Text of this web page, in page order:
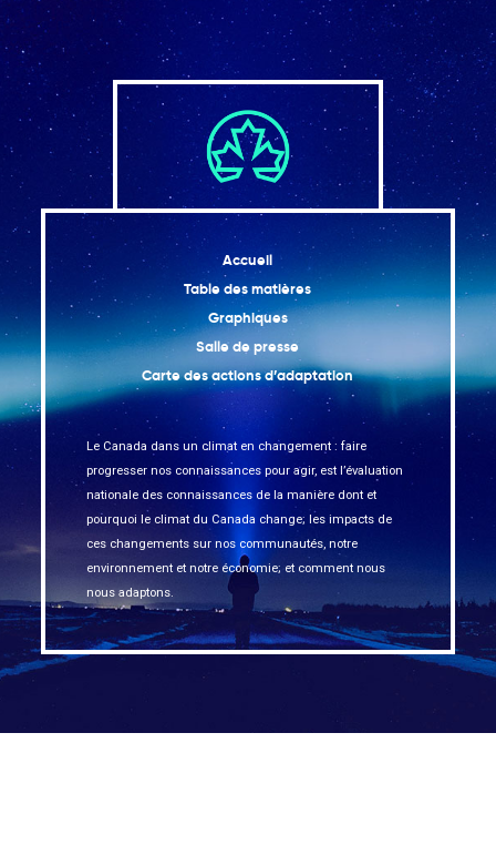
Accueil
Table des matières
Graphiques
Salle de presse
Carte des actions d’adaptation
Le Canada dans un climat en changement : faire
progresser nos connaissances pour agir, est l’évaluation
nationale des connaissances de la manière dont et
pourquoi le climat du Canada change; les impacts de
ces changements sur nos communautés, notre
environnement et notre économie; et comment nous
nous adaptons.